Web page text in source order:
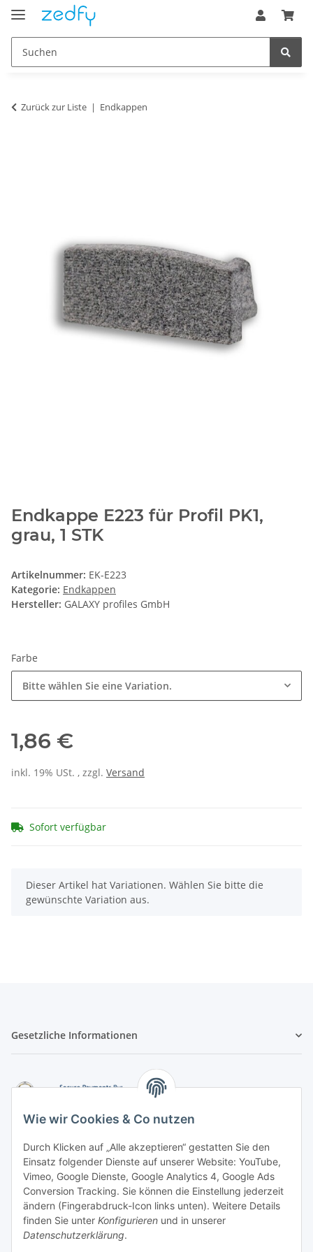
Wie wir Cookies & Co nutzen
Durch Klicken auf „Alle akzeptieren“ gestatten Sie den
Einsatz folgender Dienste auf unserer Website: YouTube,
Vimeo, Google Dienste, Google Analytics 4, Google Ads
Conversion Tracking. Sie können die Einstellung jederzeit
ändern (Fingerabdruck-Icon links unten). Weitere Details
finden Sie unter Konfigurieren und in unserer
Datenschutzerklärung.
Zurück zur Liste Endkappen
Endkappe E223 für Profil PK1,
grau, 1 STK
Artikelnummer: EK-E223
Kategorie: Endkappen
Hersteller: GALAXY profiles GmbH
Farbe
Bitte wählen Sie eine Variation.
1,86 €
inkl. 19% USt. , zzgl. Versand
Sofort verfügbar
x
Dieser Artikel hat Variationen. Wählen Sie bitte die
gewünschte Variation aus.
Gesetzliche Informationen
Vorkasse per Überweisung
Zahlung per PayPal
Zahlung per Google Pay (PayPal)
Zahlung per Apple Pay (PayPal)
Zahlung per amazon payments